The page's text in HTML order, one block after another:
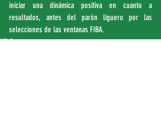
iniciar una dinámica positiva en cuanto a
resultados, antes del parón liguero por las
selecciones de las ventanas FIBA.
LEB Oro